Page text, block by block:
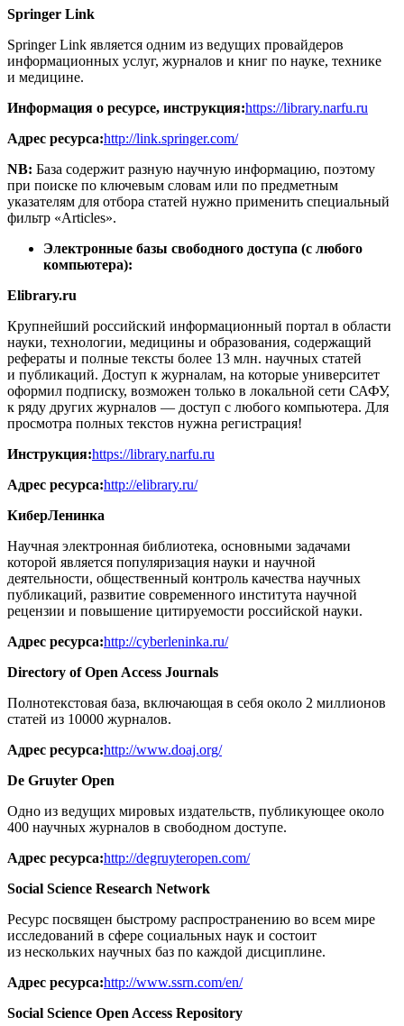
Springer Link
Springer Link является одним из ведущих провайдеров
информационных услуг, журналов и книг по науке, технике
и медицине.
Информация о ресурсе, инструкция:https://library.narfu.ru
Адрес ресурса:http://link.springer.com/
NB: База содержит разную научную информацию, поэтому
при поиске по ключевым словам или по предметным
указателям для отбора статей нужно применить специальный
фильтр «Articles».
Электронные базы свободного доступа (с любого
компьютера):
Elibrary.ru
Крупнейший российский информационный портал в области
науки, технологии, медицины и образования, содержащий
рефераты и полные тексты более 13 млн. научных статей
и публикаций. Доступ к журналам, на которые университет
оформил подписку, возможен только в локальной сети САФУ,
к ряду других журналов — доступ с любого компьютера. Для
просмотра полных текстов нужна регистрация!
Инструкция:https://library.narfu.ru
Адрес ресурса:http://elibrary.ru/
КиберЛенинка
Научная электронная библиотека, основными задачами
которой является популяризация науки и научной
деятельности, общественный контроль качества научных
публикаций, развитие современного института научной
рецензии и повышение цитируемости российской науки.
Адрес ресурса:http://cyberleninka.ru/
Directory of Open Access Journals
Полнотекстовая база, включающая в себя около 2 миллионов
статей из 10000 журналов.
Адрес ресурса:http://www.doaj.org/
De Gruyter Open
Одно из ведущих мировых издательств, публикующее около
400 научных журналов в свободном доступе.
Адрес ресурса:http://degruyteropen.com/
Social Science Research Network
Ресурс посвящен быстрому распространению во всем мире
исследований в сфере социальных наук и состоит
из нескольких научных баз по каждой дисциплине.
Адрес ресурса:http://www.ssrn.com/en/
Social Science Open Access Repository